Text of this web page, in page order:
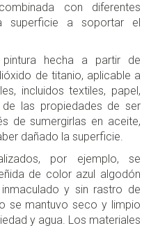
con diferentes
superficie a soportar el
hecha a partir de
de titanio, aplicable a
incluidos textiles, papel,
las propiedades de ser
de sumergirlas en aceite,
dañado la superficie.
por ejemplo, se
de color azul algodón
y sin rastro de
se mantuvo seco y limpio
y agua. Los materiales